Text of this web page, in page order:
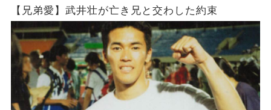
【兄弟愛】武井壮が亡き兄と交わした約束